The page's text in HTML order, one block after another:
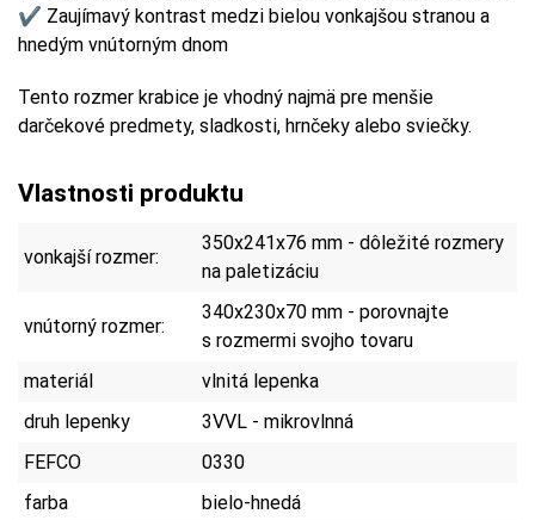
✔ Zaujímavý kontrast medzi bielou vonkajšou stranou a
hnedým vnútorným dnom
Tento rozmer krabice je vhodný najmä pre menšie
darčekové predmety, sladkosti, hrnčeky alebo sviečky.
Vlastnosti produktu
vonkajší rozmer:
350x241x76 mm - dôležité rozmery
na paletizáciu
vnútorný rozmer:
340x230x70 mm - porovnajte
s rozmermi svojho tovaru
materiál
vlnitá lepenka
druh lepenky
3VVL - mikrovlnná
FEFCO
0330
farba
bielo-hnedá